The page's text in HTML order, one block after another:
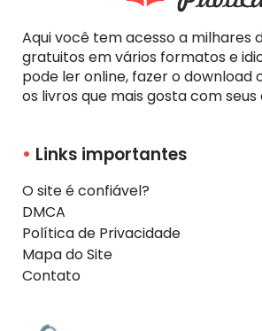
Aqui você tem acesso a milhares
gratuitos em vários formatos e
pode ler online, fazer o download
os livros que mais gosta com seus
Links importantes
O site é confiável?
DMCA
Política de Privacidade
Mapa do Site
Contato